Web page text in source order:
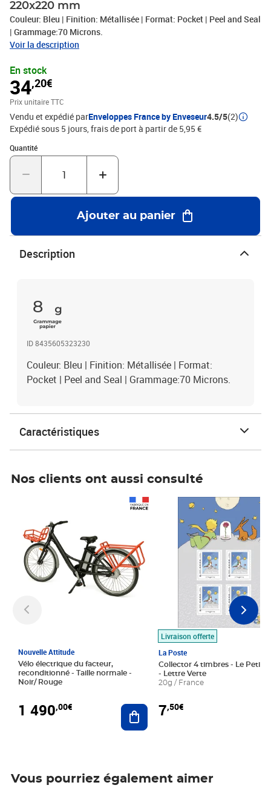
220x220 mm
Couleur: Bleu | Finition: Métallisée | Format: Pocket | Peel and Seal
| Grammage:70 Microns.
Voir la description
En stock
34,20€
Prix unitaire TTC
Vendu et expédié parEnveloppes France by Enveseur4.5/5(2)
Expédié sous 5 jours, frais de port à partir de 5,95 €
Quantité
Quantité : 1
Ajouter au panier
Description
8
ID 8435605323230
Couleur: Bleu | Finition: Métallisée | Format:
Pocket | Peel and Seal | Grammage:70 Microns.
Caractéristiques
Nos clients ont aussi consulté
Nouvelle Attitude
Vélo électrique du facteur,
reconditionné - Taille normale -
Noir/ Rouge
1 490,00€ Ajouter au panier
Livraison offerte
La Poste
Collector 4 timbres - Le Petit
- Lettre Verte
20g / France
7,50€
Prix 7,50€
Vous pourriez également aimer